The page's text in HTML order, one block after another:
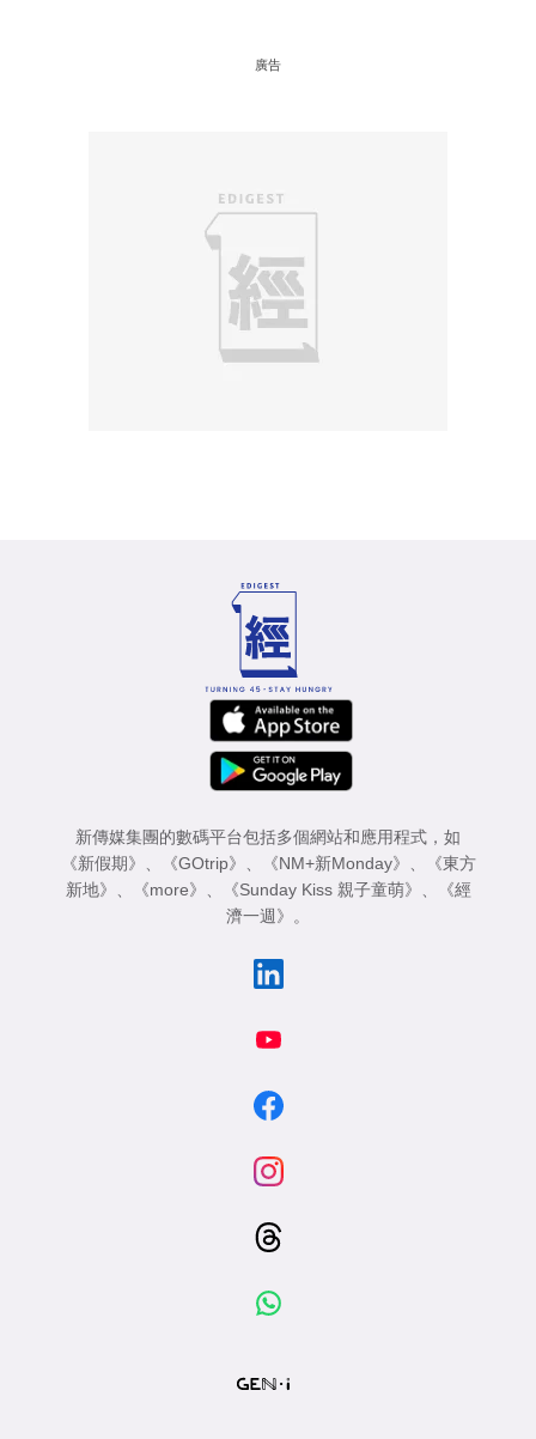
廣告
新傳媒集團的數碼平台包括多個網站和應用程式，如
《新假期》
《GOtrip》 《NM+新Monday》
《東方
新地》
《more》 《Sunday Kiss 親子童萌》
《經
濟一週》
。